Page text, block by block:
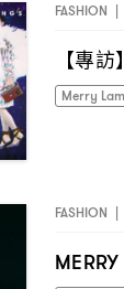
FASHION |
【專
Merry
FASHION |